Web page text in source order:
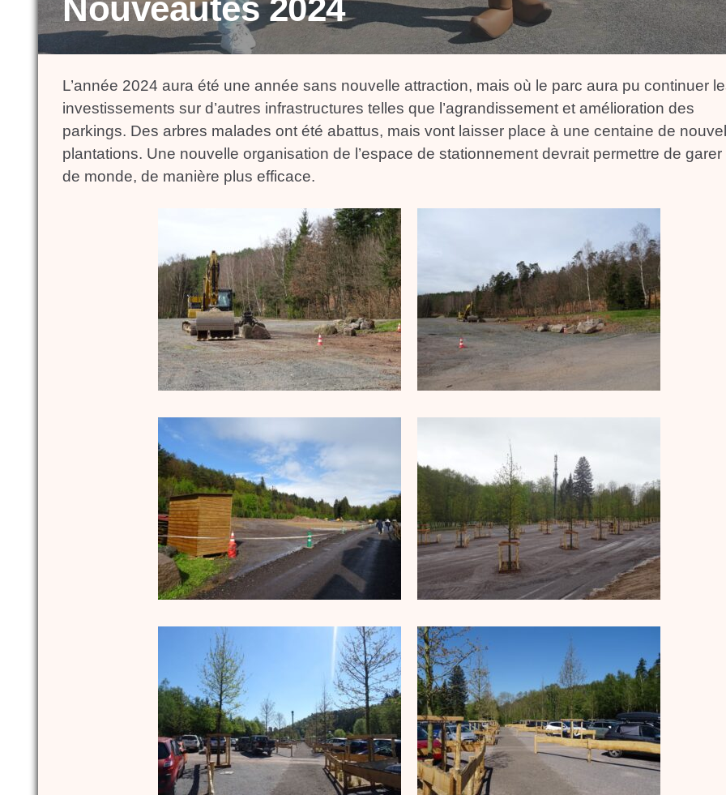
Nouveautés 2024
L’année 2024 aura été une année sans nouvelle attraction, mais où le parc aura pu continuer
investissements sur d’autres infrastructures telles que l’agrandissement et amélioration des
parkings. Des arbres malades ont été abattus, mais vont laisser place à une centaine de
plantations. Une nouvelle organisation de l’espace de stationnement devrait permettre de garer
de monde, de manière plus efficace.